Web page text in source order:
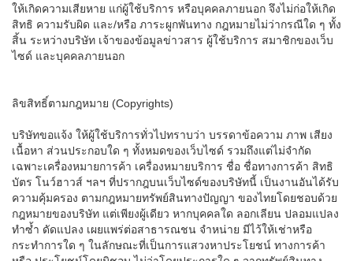
ให้เกิดความเสียหาย แก่ผู้ใช้บริการ หรือบุคคลภายนอก จึงไม่ก่อให้เกิด
สิทธิ ความรับผิด และ/หรือ ภาระผูกพันทาง กฎหมายไม่ว่ากรณีใด ๆ ทั้ง
สิ้น ระหว่างบริษัท เจ้าของข้อมูลข่าวสาร ผู้ใช้บริการ สมาชิกของเว็บ
ไซด์ และบุคคลภายนอก
ลิขสิทธิ์ตามกฎหมาย (Copyrights)
บริษัทขอแจ้ง ให้ผู้ใช้บริการทั่วไปทราบว่า บรรดาข้อความ ภาพ เสียง
เนื้อหา ส่วนประกอบใด ๆ ทั้งหมดของเว็บไซด์ รวมถึงแต่ไม่จำกัด
เฉพาะเครื่องหมายการค้า เครื่องหมายบริการ ชื่อ ชื่อทางการค้า สิทธิ
บัตร โนว์ฮาวส์ ฯลฯ ที่ปรากฎบนเว็บไซด์ของบริษัทนี้ เป็นงานอันได้รับ
ความคุ้มครอง ตามกฎหมายทรัพย์สินทางปัญญา ของไทยโดยชอบด้วย
กฎหมายของบริษัท แต่เพียงผู้เดียว หากบุคคลใด ลอกเลียน ปลอมแปลง
ทำซ้ำ ดัดแปลง เผยแพร่ต่อสาธารณชน จำหน่าย มีไว้ให้เช่าหรือ
กระทำการใด ๆ ในลักษณะที่เป็นการแสวงหาประโยชน์ ทางการค้า